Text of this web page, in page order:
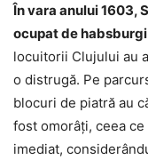
În vara anului 1603,
ocupat de habsburgi
locuitorii Clujului au
o distrugă. Pe
blocuri de piatră au
fost omorâţi, ceea
imediat,